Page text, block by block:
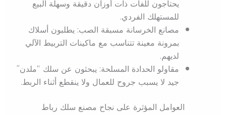
يحتاجون للفات ذات أوزان دقيقة وسهلة البيع
للمستهلك الفردي.
مصانع الخرسانة مسبقة الصب: يطلبون أسلاك
بمرونة معينة تتناسب مع ماكينات التربيط الآلي
لديهم.
مقاولو الحدادة المسلحة: يبحثون عن سلك “ملدن”
جيد لا يسبب جروح للعمال ولا ينقطع أثناء الربط.
العوامل المؤثرة على نجاح مصنع سلك رباط